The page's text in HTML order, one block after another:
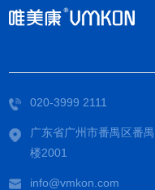
020-3999 2111
广东省广州市番禺区番
楼2001
info@vmkon.com